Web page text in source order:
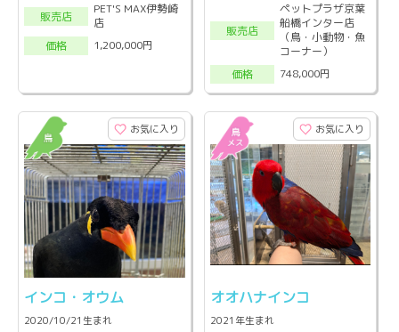
販売店
PET'S MAX伊勢崎
店
価格
1,200,000円
販売店
ペットプラザ京葉
船橋インター店
（鳥・小動物・魚
コーナー）
価格
748,000円
お気に入り
インコ・オウム
2020/10/21生まれ
お気に入り
オオハナインコ
2021年生まれ